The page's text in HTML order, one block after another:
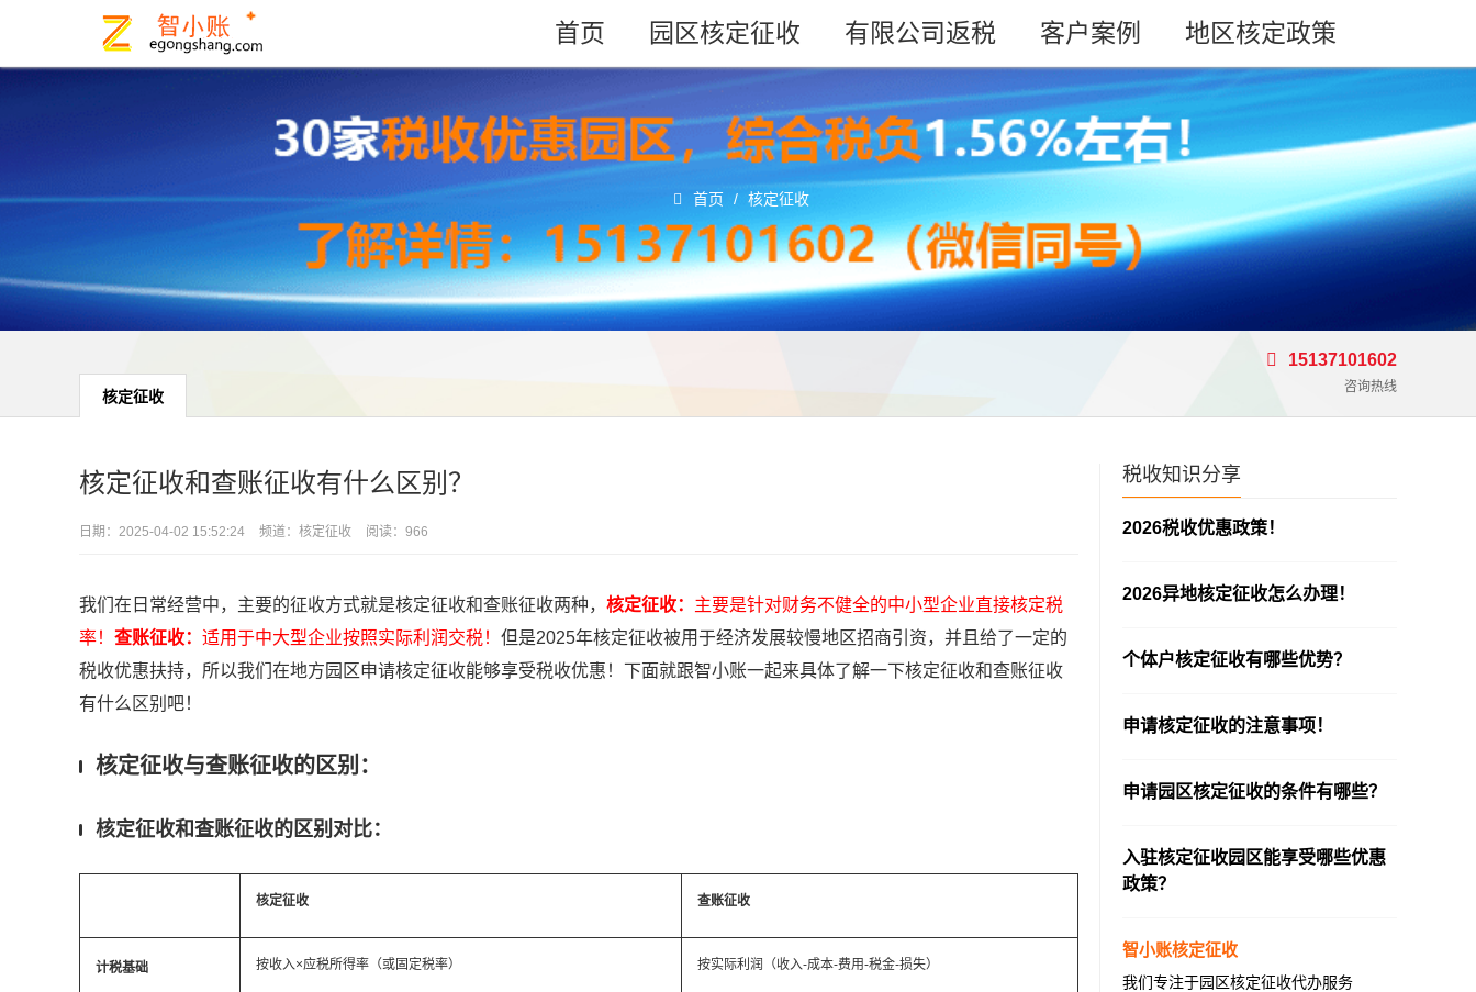
首页 园区核定征收 有限公司返税 客户案例 地区核定政策
首页 / 核定征收
核定征收
15137101602
咨询热线
税收知识分享
2026税收优惠政策！
2026异地核定征收怎么办理！
个体户核定征收有哪些优势？
申请核定征收的注意事项！
申请园区核定征收的条件有哪些？
入驻核定征收园区能享受哪些优惠
政策？
智小账核定征收
我们专注于园区核定征收代办服务
核定征收和查账征收有什么区别？
日期： 2025-04-02 15:52:24 频道： 核定征收 阅读：966
我们在日常经营中，主要的征收方式就是核定征收和查账征收两种， 核定征收： 主要是针对财务不健全的中小型企业直接核定税
率！ 查账征收： 适用于中大型企业按照实际利润交税！ 但是2025年核定征收被用于经济发展较慢地区招商引资，并且给了一定的
税收优惠扶持，所以我们在地方园区申请核定征收能够享受税收优惠！下面就跟智小账一起来具体了解一下核定征收和查账征收
有什么区别吧！
核定征收与查账征收的区别：
核定征收和查账征收的区别对比：
核定征收 查账征收
计税基础 按收入×应税所得率（或固定税率） 按实际利润（收入-成本-费用-税金-损失）